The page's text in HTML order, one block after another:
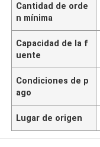
Cantidad de orde
n mínima
Capacidad de la f
uente
Condiciones de p
ago
Lugar de origen